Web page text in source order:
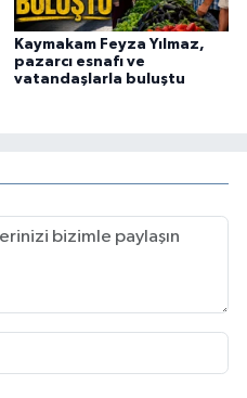
Kaymakam Feyza Yılmaz,
pazarcı esnafı ve
vatandaşlarla buluştu